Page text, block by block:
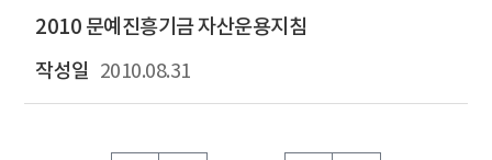
2010 문예진흥기금 자산운용지침
2010.08.31